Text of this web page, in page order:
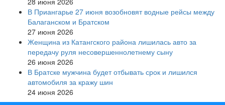
В Приангарье 27 июня возобновят водные рейсы между
Балаганском и Братском
27 июня 2026
Женщина из Катангского района лишилась авто за
передачу руля несовершеннолетнему сыну
26 июня 2026
В Братске мужчина будет отбывать срок и лишился
автомобиля за кражу шин
24 июня 2026